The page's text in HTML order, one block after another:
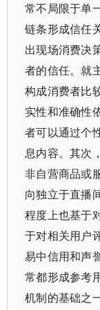
常不局限于单
链条形成信任
出现场消费决
者的信任。就
构成消费者比
实性和准确性
者可以通过个
息内容。其次
非自营商品或
向独立于直播
程度上也基于
于对相关用户
易中信用和声
常都形成参考
机制的基础之